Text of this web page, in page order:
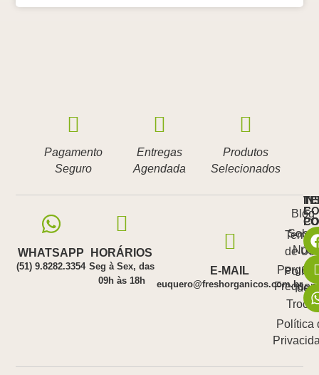
Pagamento
Seguro
Entregas
Agendada
Produtos
Selecionados
WHATSAPP
(51) 9.8282.3354 E-MAIL
euquero@freshorganicos.com.br
HORÁRIOS
Seg à Sex, das
09h às 18h
Blog
Sobre
Nós
E
de
de
Política